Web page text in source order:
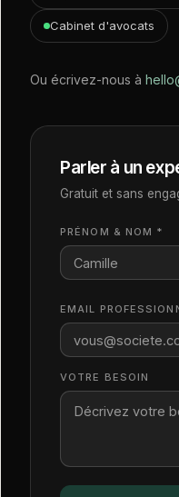
Cabinet d'avocats
Ou écrivez-nous à
Parler à un
Gratuit et sans
PRÉNOM & NOM *
EMAIL
VOTRE BESOIN